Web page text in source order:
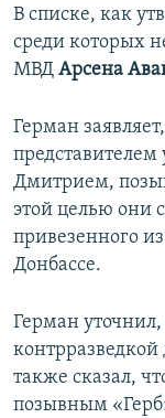
В списке, как
среди которых
МВД Арсена
Герман
Дмитрием,
этой целью они
привезенного
Донбассе.
Герман уточнил,
также сказал,
позывным